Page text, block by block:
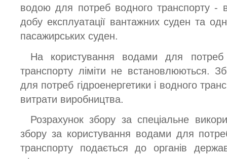
водою для потреб водного транспорту -
добу експлуатації вантажних суден та
пасажирських суден.
На користування водами для потреб
транспорту ліміти не встановлюються.
для потреб гідроенергетики і водного
витрати виробництва.
Розрахунок збору за спеціальне
збору за користування водами для
транспорту подається до органів